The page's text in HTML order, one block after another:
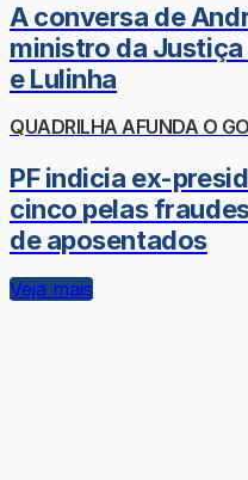
A conversa de
ministro da Justiça
e Lulinha
QUADRILHA AFUNDA O
PF indicia ex-
cinco pelas
de aposentados
Veja mais